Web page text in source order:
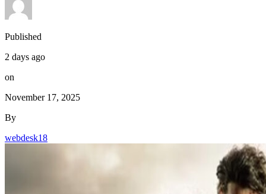
Published
2 days ago
on
November 17, 2025
By
webdesk18